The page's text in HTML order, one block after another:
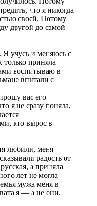
что я никогда
своей. Потому
другой до самой
Я учусь и меняюсь с
только приняла
воспитываю в
впитали с
вас его
я не сразу поняла,
кто вырос в
любили, меня
радость от
а приняла
лет не могла
мужа меня в
я — а не они.